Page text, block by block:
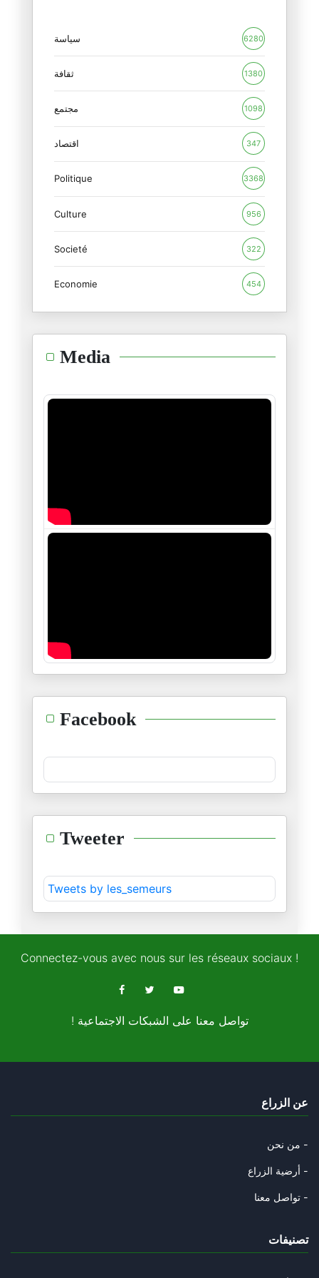
20/12/2024
دماء و مُخاط فايسبوكي
19/11/2024
اعاد التاريخ نفسه
04/11/2024
هل تريد ان تأكل مع الانقلاب وت
01/11/2024
الامريكان يفضحون الاعاريب
16/10/2024
لاشيئ.. لاشيئ مالذي حدث؟
الطوفان والعار
02/05/2024
06/04/2024
02/04/2024
من دروس الابادة: الديمقراطية ا
سياسة 6280
ثقافة 1380
مجتمع 1098
اقتصاد 347
Politique 3368
Culture 956
Societé 322
Economie 454
Media
Facebook
Tweeter
Tweets by les_semeurs
Connectez-vous avec nous sur les réseaux sociaux !
! تواصل معنا على الشبكات الاجتماعية
عن الزراع
من نحن -
أرضية الزراع -
تواصل معنا -
تصنيفات